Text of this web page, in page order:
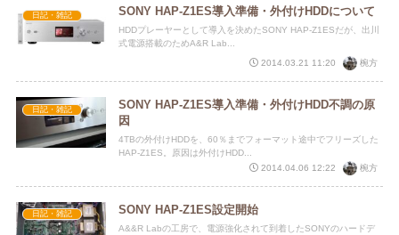
日記・雑記 SONY HAP-Z1ES導入準備・外付けHDDについて
HDDプレーヤーとして導入を決めたSONY HAP-Z1ESだが、出川
式電源搭載のためA&R Lab...
2014.03.21 11:20
椀方
日記・雑記
SONY HAP-Z1ES導入準備・外付けHDD不調の原
因
4TBの外付けHDDを、60％までフォーマット途中でフリーズした
HAP-Z1ES。原因は外付けHDD...
2014.04.06 12:22
椀方
日記・雑記 SONY HAP-Z1ES設定開始
A&&R Labの工房で、電源強化されて到着したSONYのハードデ